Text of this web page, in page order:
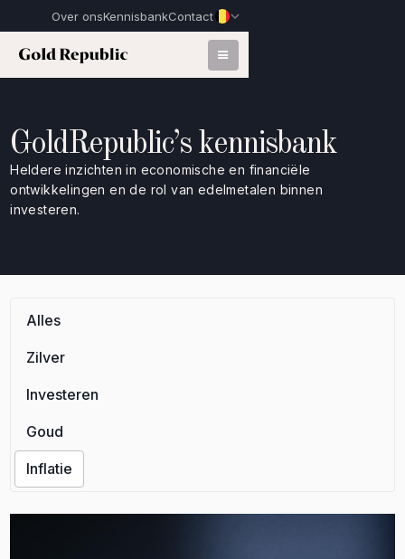
Over onsKennisbankContact
GoldRepublic’s kennisbank
Heldere inzichten in economische en financiële
ontwikkelingen en de rol van edelmetalen binnen
investeren.
Alles
Zilver
Investeren
Goud
Inflatie